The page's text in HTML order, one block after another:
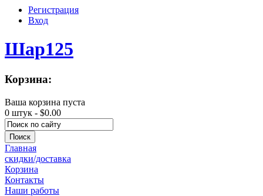
Регистрация
Вход
Шар125
Корзина:
Ваша корзина пуста
0 штук - $0.00
Главная
скидки/доставка
Корзина
Контакты
Наши работы